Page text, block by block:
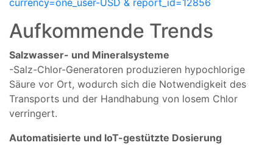
Aufkommende Trends
Salzwasser- und Mineralsysteme
-Salz-Chlor-Generatoren produzieren hypochlorige
Säure vor Ort, wodurch sich die Notwendigkeit des
Transports und der Handhabung von losem Chlor
verringert.
Automatisierte und IoT-gestützte Dosierung